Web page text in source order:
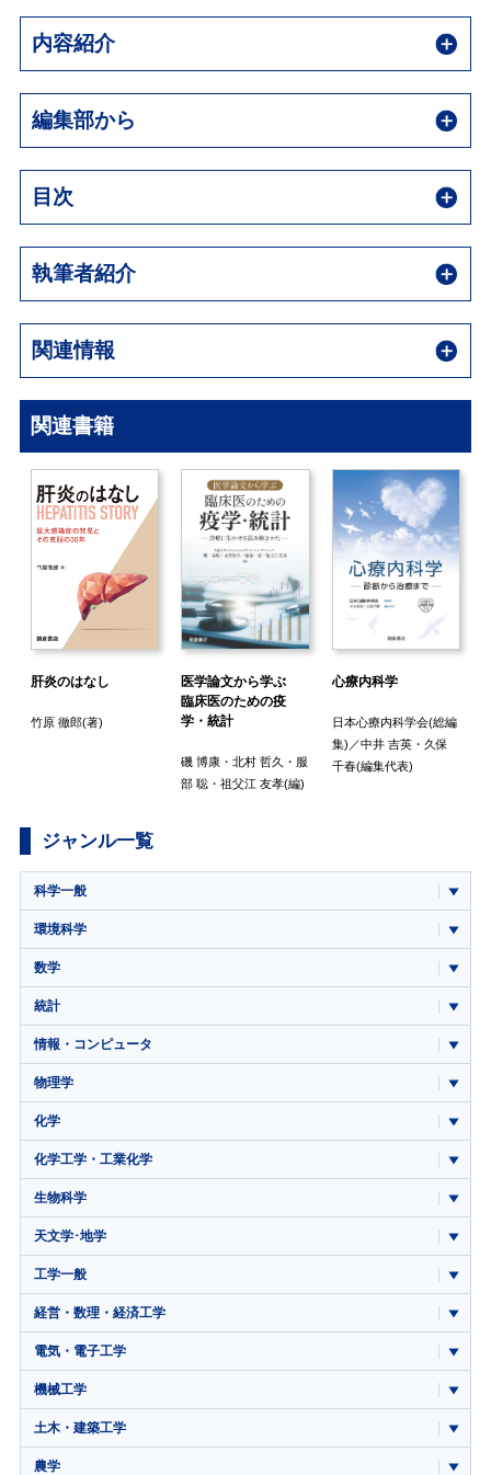
内容紹介
編集部から
目次
執筆者紹介
関連情報
関連書籍
肝炎のはなし
竹原 徹郎(著)
医学論文から学ぶ
臨床医のための疫
学・統計
磯 博康 ・北村 哲久 ・ 服
部 聡 ・祖父江 友孝(編)
心療内科学
日本心療内科学会(総編
集)／中井 吉英・ 久保
千春(編集代表)
ジャンル一覧
科学一般
環境科学
数学
統計
情報・コンピュータ
物理学
化学
化学工学・工業化学
生物科学
天文学･地学
工学一般
経営・数理・経済工学
電気・電子工学
機械工学
土木・建築工学
農学